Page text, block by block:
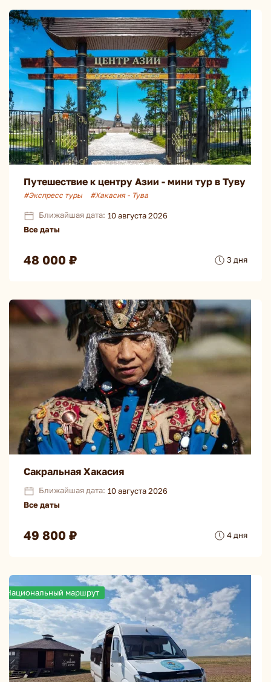
Путешествие к центру Азии - мини тур в Туву
#Экспресс туры #Хакасия - Тува
Ближайшая дата: 10 августа 2026
Все даты
48 000 ₽ 3 дня
Сакральная Хакасия
Ближайшая дата: 10 августа 2026
Все даты
49 800 ₽ 4 дня
Национальный маршрут